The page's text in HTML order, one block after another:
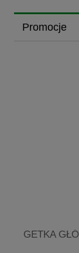
Promocje
GETKA